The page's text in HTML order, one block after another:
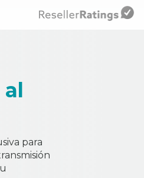
para